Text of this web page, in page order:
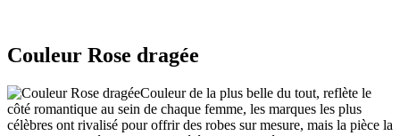
Couleur Rose dragée
Couleur de la plus belle du tout, reflète le
côté romantique au sein de chaque femme, les marques les plus
célèbres ont rivalisé pour offrir des robes sur mesure, mais la pièce la